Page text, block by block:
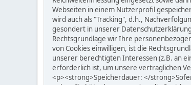
Webseiten in einem Nutzerprofil
wird auch als "Tracking", d.h.,
gesondert in unserer
Rechtsgrundlage wir Ihre
von Cookies einwilligen, ist die
unserer berechtigten Interessen (z.B. an
erforderlich ist, um unsere vertraglichen
<p><strong>Speicherdauer: </